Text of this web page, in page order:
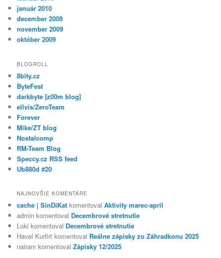
január 2010
december 2009
november 2009
október 2009
BLOGROLL
8bity.cz
ByteFest
darkbyte [z00m blog]
ellvis/ZeroTeam
Forever
Mike/ZT blog
Nostalcomp
RM-Team Blog
Speccy.cz RSS feed
Ub880d #20
NAJNOVŠIE KOMENTÁRE
cache | SinDiKat komentovalAktivity marec-apríl
admin komentoval Decembrové stretnutie
Loki komentoval Decembrové stretnutie
Havel Kurfirt komentoval Reálne zápisky zo Záhradkonu 2025
nairam komentovalZápisky 12/2025